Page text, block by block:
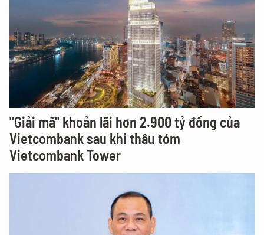
"Giải mã" khoản lãi hơn 2.900 tỷ đồng của
Vietcombank sau khi thâu tóm
Vietcombank Tower